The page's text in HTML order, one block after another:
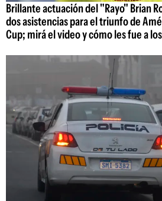
Brillante actuación del "Rayo" Brian
dos asistencias para el triunfo de
Cup; mirá el video y cómo les fue a